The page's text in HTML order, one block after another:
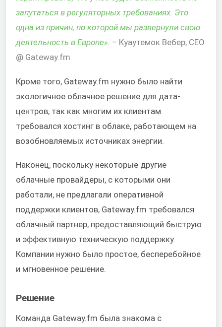
запутаться в регуляторных требованиях. Это
одна из причин, по которой мы развернули свою
деятельность в Европе». – Куаутемок Вебер, CEO
@ Gateway.fm
Кроме того, Gateway.fm нужно было найти
экологичное облачное решение для дата-
центров, так как многим их клиентам
требовался хостинг в облаке, работающем на
возобновляемых источниках энергии.
Наконец, поскольку некоторые другие
облачные провайдеры, с которыми они
работали, не предлагали оперативной
поддержки клиентов, Gateway.fm требовался
облачный партнер, предоставляющий быструю
и эффективную техническую поддержку.
Компании нужно было простое, бесперебойное
и мгновенное решение.
Решение
Команда Gateway.fm была знакома с